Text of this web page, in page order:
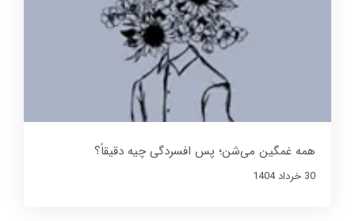
همه غمگین می‌شن؛ پس افسردگی چیه دقیقاً؟
30 خرداد 1404